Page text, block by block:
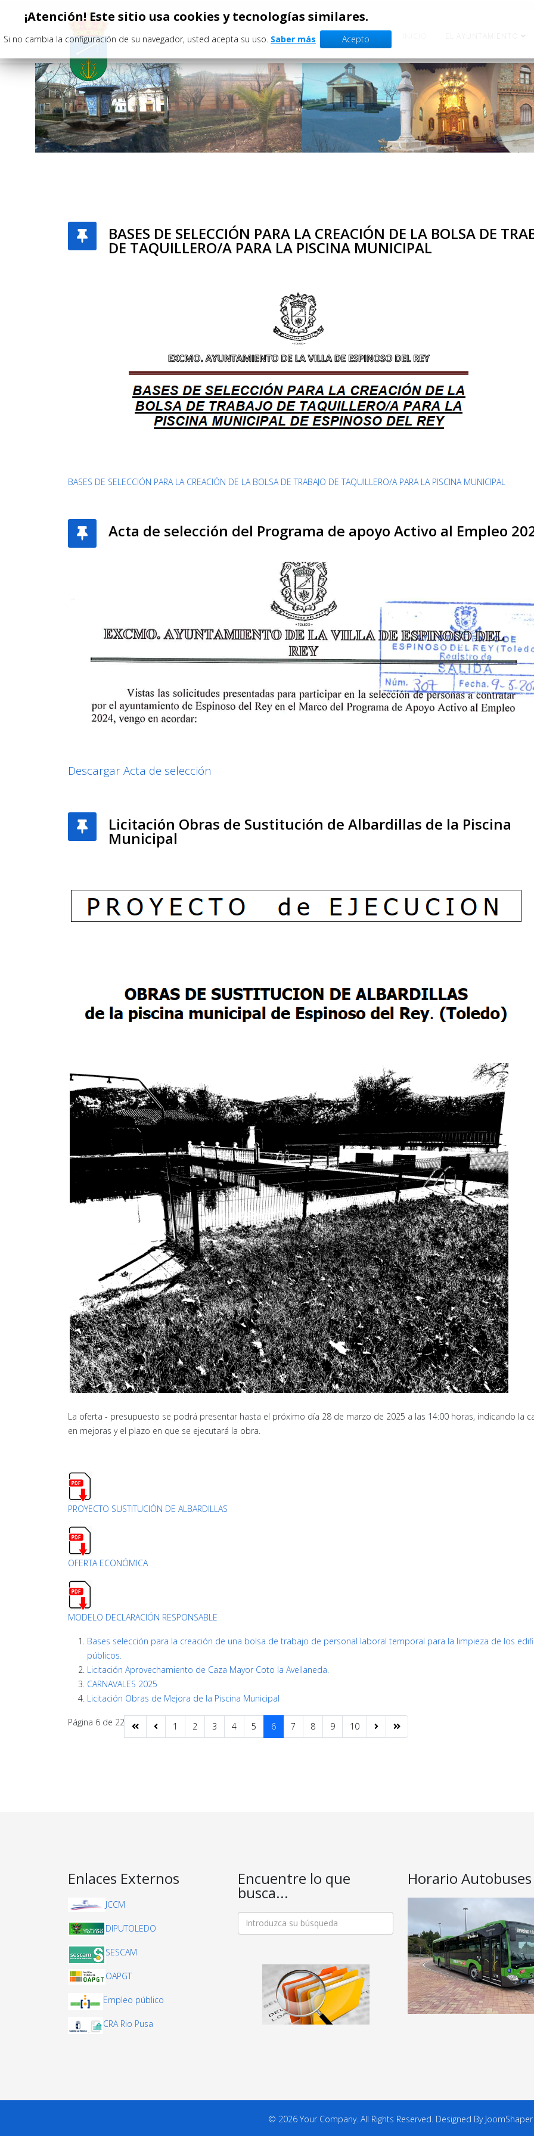
¡Atención! Este sitio usa cookies y tecnologías similares.
Si no cambia la configuración de su navegador, usted acepta su uso. Saber más Acepto
BASES DE SELECCIÓN PARA LA CREACIÓN DE LA BOLSA DE
DE TAQUILLERO/A PARA LA PISCINA MUNICIPAL
BASES DE SELECCIÓN PARA LA CREACIÓN DE LA BOLSA DE TRABAJO DE TAQUILLERO/A PARA LA PISCINA MUNICIPAL
Acta de selección del Programa de apoyo Activo al Empleo
Descargar Acta de selección
Licitación Obras de Sustitución de Albardillas de la Piscina
Municipal
La oferta - presupuesto se podrá presentar hasta el próximo día 28 de marzo de 2025 a las 14:00 horas, indicando la
en mejoras y el plazo en que se ejecutará la obra.
PROYECTO SUSTITUCIÓN DE ALBARDILLAS
OFERTA ECONÓMICA
MODELO DECLARACIÓN RESPONSABLE
Bases selección para la creación de una bolsa de trabajo de personal laboral temporal para la limpieza de los
públicos.
Licitación Aprovechamiento de Caza Mayor Coto la Avellaneda.
CARNAVALES 2025
Licitación Obras de Mejora de la Piscina Municipal
Página 6 de 22 1 2 3 4 5 6 7 8 9 10
Enlaces Externos
JCCM
DIPUTOLEDO
SESCAM
OAPGT
Empleo público
CRA Rio Pusa
Encuentre lo que
busca...
Horario Autobuses
© 2026 Your Company. All Rights Reserved. Designed By JoomShaper